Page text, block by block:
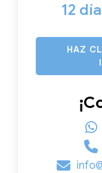
12
HAZ